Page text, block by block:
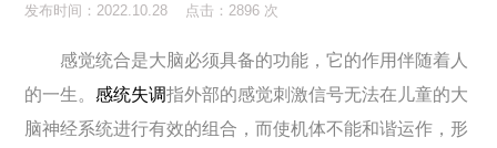
发布时间：2022.10.28 点击：2896 次
感觉统合是大脑必须具备的功能，它的作用伴随着人
的一生。感统失调指外部的感觉刺激信号无法在儿童的大
脑神经系统进行有效的组合，而使机体不能和谐运作，形